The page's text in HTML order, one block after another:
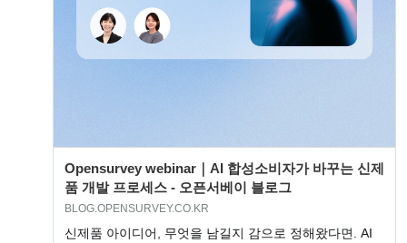
Opensurvey webinar｜AI 합성소비자가 바꾸는 신제
품 개발 프로세스 - 오픈서베이 블로그
BLOG.OPENSURVEY.CO.KR
신제품 아이디어, 무엇을 남길지 감으로 정해왔다면. AI